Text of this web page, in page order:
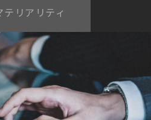
テリアリティ